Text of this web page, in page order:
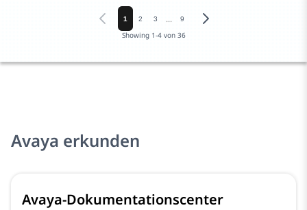
Showing 1-4von 36
1 2 3 ... 9
Avaya erkunden
Avaya-Dokumentationscenter